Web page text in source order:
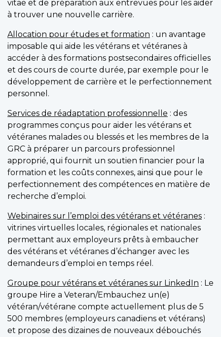
vitae et de préparation aux entrevues pour les aider
à trouver une nouvelle carrière.
Allocation pour études et formation : un avantage
imposable qui aide les vétérans et vétéranes à
accéder à des formations postsecondaires officielles
et des cours de courte durée, par exemple pour le
développement de carrière et le perfectionnement
personnel.
Services de réadaptation professionnelle : des
programmes conçus pour aider les vétérans et
vétéranes malades ou blessés et les membres de la
GRC à préparer un parcours professionnel
approprié, qui fournit un soutien financier pour la
formation et les coûts connexes, ainsi que pour le
perfectionnement des compétences en matière de
recherche d’emploi.
Webinaires sur l’emploi des vétérans et vétéranes :
vitrines virtuelles locales, régionales et nationales
permettant aux employeurs prêts à embaucher
des vétérans et vétéranes d’échanger avec les
demandeurs d’emploi en temps réel.
Groupe pour vétérans et vétéranes sur LinkedIn : Le
groupe Hire a Veteran/Embauchez un(e)
vétéran/vétérane compte actuellement plus de 5
500 membres (employeurs canadiens et vétérans)
et propose des dizaines de nouveaux débouchés